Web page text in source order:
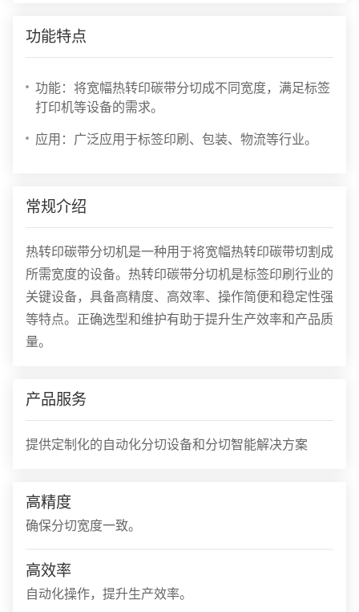
功能特点
功能：将宽幅热转印碳带分切成不同宽度，满足标签
打印机等设备的需求。
应用：广泛应用于标签印刷、包装、物流等行业。
常规介绍
热转印碳带分切机是一种用于将宽幅热转印碳带切割成
所需宽度的设备。热转印碳带分切机是标签印刷行业的
关键设备，具备高精度、高效率、操作简便和稳定性强
等特点。正确选型和维护有助于提升生产效率和产品质
量。
产品服务
提供定制化的自动化分切设备和分切智能解决方案
高精度
确保分切宽度一致。
高效率
自动化操作，提升生产效率。